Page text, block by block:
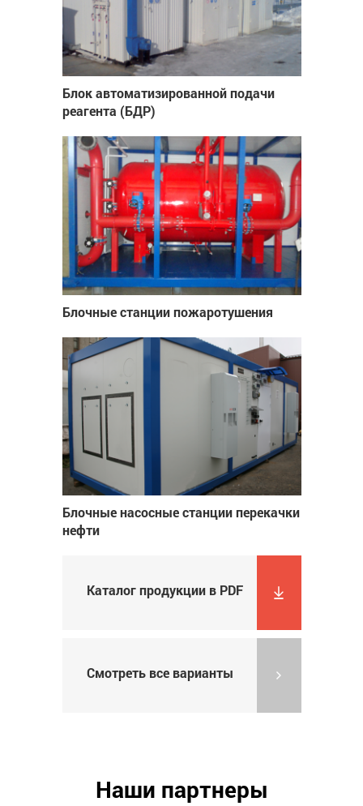
Блок автоматизированной подачи
реагента (БДР)
Блочные станции пожаротушения
Блочные насосные станции перекачки
нефти
Каталог продукции в PDF
Смотреть все варианты
Наши партнеры